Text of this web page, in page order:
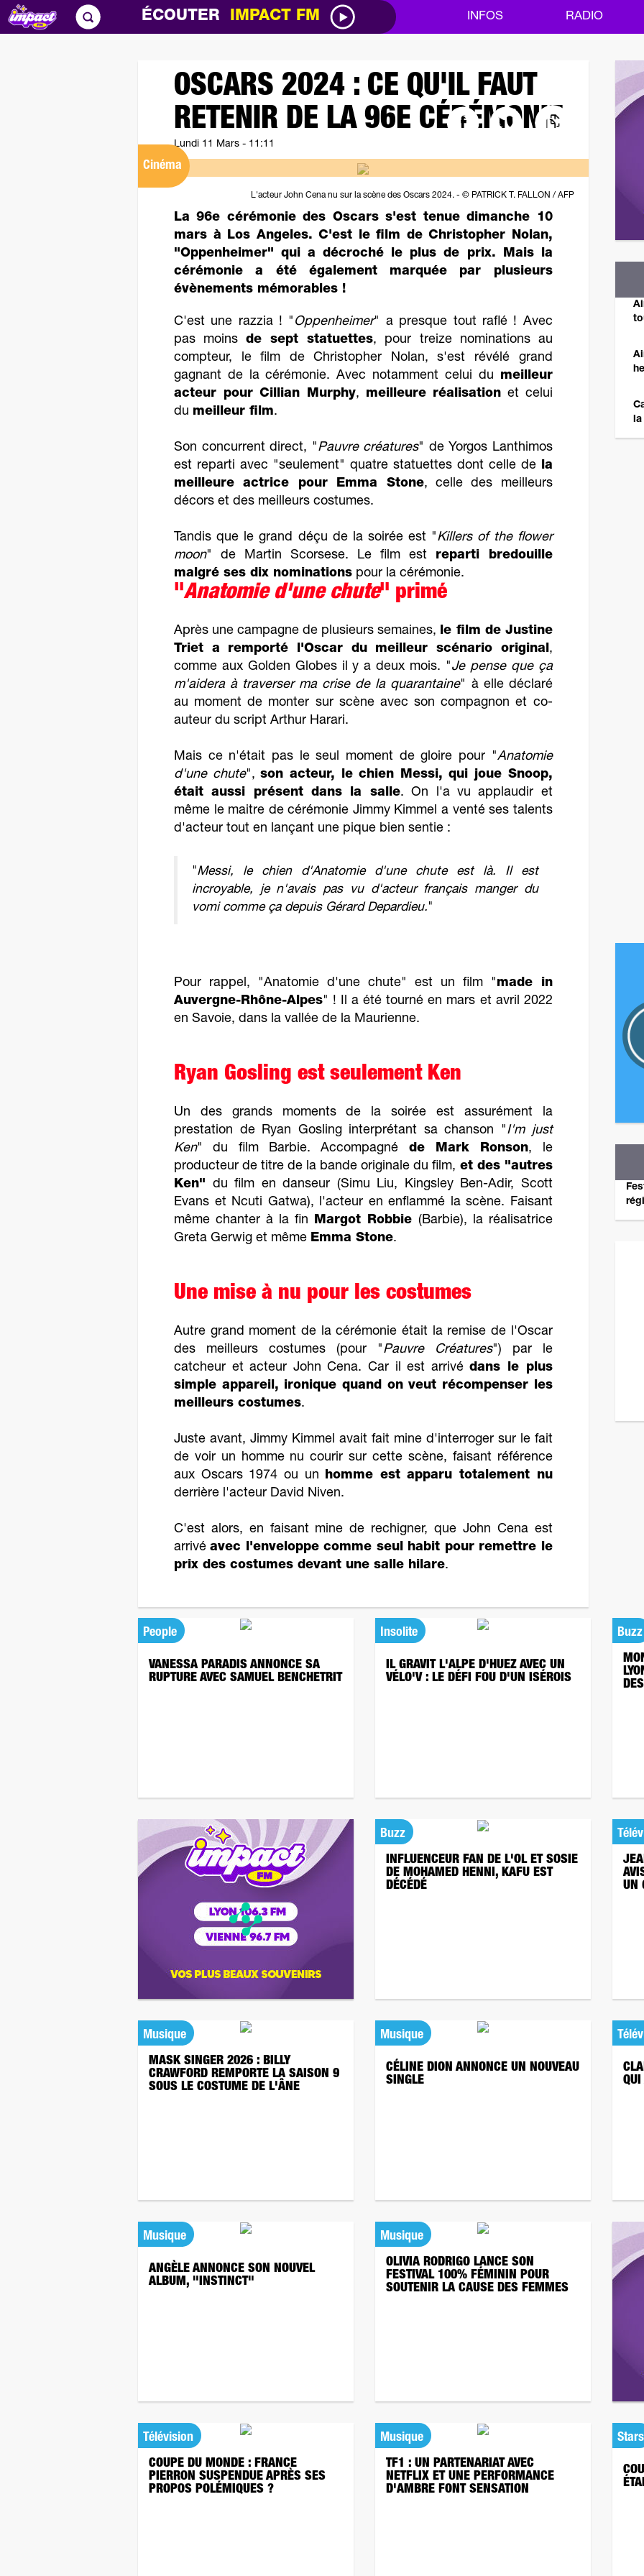
ÉCOUTER IMPACT FM INFOS RADIO
OSCARS 2024 : CE QU'IL FAUT
RETENIR DE LA 96E CÉRÉMONIE
Lundi 11 Mars - 11:11
Cinéma
L'acteur John Cena nu sur la scène des Oscars 2024. - © PATRICK T. FALLON / AFP
La 96e cérémonie des Oscars s'est tenue dimanche 10
mars à Los Angeles. C'est le film de Christopher Nolan,
"Oppenheimer" qui a décroché le plus de prix. Mais la
cérémonie a été également marquée par plusieurs
évènements mémorables !
C'est une razzia ! " Oppenheimer" a presque tout raflé ! Avec
pas moinsde sept statuettes, pour treize nominations au
compteur, le film de Christopher Nolan, s'est révélé grand
gagnant de la cérémonie. Avec notamment celui du meilleur
acteur pour Cillian Murphy, meilleure réalisation et celui
du meilleur film.
Son concurrent direct, "Pauvre créatures" de Yorgos Lanthimos
est reparti avec "seulement" quatre statuettes dont celle de la
meilleure actrice pour Emma Stone, celle des meilleurs
décors et des meilleurs costumes.
Tandis que le grand déçu de la soirée est "Killers of the flower
moon" de Martin Scorsese. Le film est reparti bredouille
malgré ses dix nominations pour la cérémonie.
"Anatomie d'une chute" primé
Après une campagne de plusieurs semaines, le film de Justine
Triet a remporté l'Oscar du meilleur scénario original,
comme aux Golden Globes il y a deux mois. "Je pense que ça
m'aidera à traverser ma crise de la quarantaine" à elle déclaré
au moment de monter sur scène avec son compagnon et co-
auteur du script Arthur Harari.
Mais ce n'était pas le seul moment de gloire pour "Anatomie
d'une chute",son acteur, le chien Messi, qui joue Snoop,
était aussi présent dans la salle. On l'a vu applaudir et
même le maitre de cérémonie Jimmy Kimmel a venté ses talents
d'acteur tout en lançant une pique bien sentie :
"Messi, le chien d'Anatomie d'une chute est là. Il est
incroyable, je n'avais pas vu d'acteur français manger du
vomi comme ça depuis Gérard Depardieu."
Pour rappel, "Anatomie d'une chute" est un film "made in
Auvergne-Rhône-Alpes" ! Il a été tourné en mars et avril 2022
en Savoie, dans la vallée de la Maurienne.
Ryan Gosling est seulement Ken
Un des grands moments de la soirée est assurément la
prestation de Ryan Gosling interprétant sa chanson "I'm just
Ken" du film Barbie. Accompagné de Mark Ronson, le
producteur de titre de la bande originale du film, et des "autres
Ken" du film en danseur (Simu Liu, Kingsley Ben-Adir, Scott
Evans et Ncuti Gatwa), l'acteur en enflammé la scène. Faisant
même chanter à la fin Margot Robbie (Barbie), la réalisatrice
Greta Gerwig et même Emma Stone.
Une mise à nu pour les costumes
Autre grand moment de la cérémonie était la remise de l'Oscar
des meilleurs costumes (pour "Pauvre Créatures") par le
catcheur et acteur John Cena. Car il est arrivédans le plus
simple appareil, ironique quand on veut récompenser les
meilleurs costumes.
Juste avant, Jimmy Kimmel avait fait mine d'interroger sur le fait
de voir un homme nu courir sur cette scène, faisant référence
aux Oscars 1974 ou un homme est apparu totalement nu
derrière l'acteur David Niven.
C'est alors, en faisant mine de rechigner, que John Cena est
arrivéavec l'enveloppe comme seul habit pour remettre le
prix des costumes devant une salle hilare.
la
People
VANESSA PARADIS ANNONCE SA
RUPTURE AVEC SAMUEL BENCHETRIT
Insolite
IL GRAVIT L'ALPE D'HUEZ AVEC UN
VÉLO'V : LE DÉFI FOU D'UN ISÉROIS
Buzz
Buzz
INFLUENCEUR FAN DE L'OL ET SOSIE
DE MOHAMED HENNI, KAFU EST
DÉCÉDÉ
UN
Musique
MASK SINGER 2026 : BILLY
CRAWFORD REMPORTE LA SAISON 9
SOUS LE COSTUME DE L'ÂNE
Musique
CÉLINE DION ANNONCE UN NOUVEAU
SINGLE
Musique
ANGÈLE ANNONCE SON NOUVEL
ALBUM, "INSTINCT"
Musique
OLIVIA RODRIGO LANCE SON
FESTIVAL 100% FÉMININ POUR
SOUTENIR LA CAUSE DES FEMMES
Télévision
COUPE DU MONDE : FRANCE
PIERRON SUSPENDUE APRÈS SES
PROPOS POLÉMIQUES ?
Musique
TF1 : UN PARTENARIAT AVEC
NETFLIX ET UNE PERFORMANCE
D'AMBRE FONT SENSATION
Stars